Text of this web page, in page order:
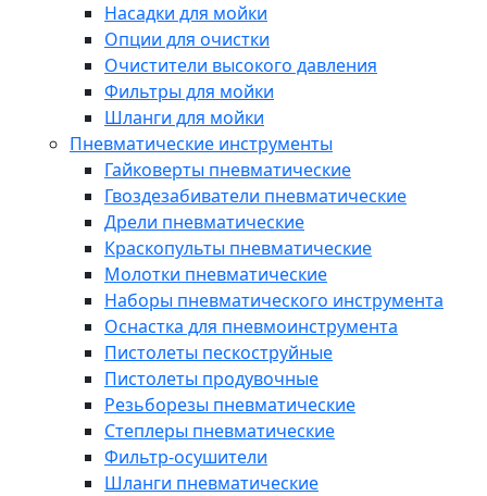
Насадки для мойки
Опции для очистки
Очистители высокого давления
Фильтры для мойки
Шланги для мойки
Пневматические инструменты
Гайковерты пневматические
Гвоздезабиватели пневматические
Дрели пневматические
Краскопульты пневматические
Молотки пневматические
Наборы пневматического инструмента
Оснастка для пневмоинструмента
Пистолеты пескоструйные
Пистолеты продувочные
Резьборезы пневматические
Степлеры пневматические
Фильтр-осушители
Шланги пневматические